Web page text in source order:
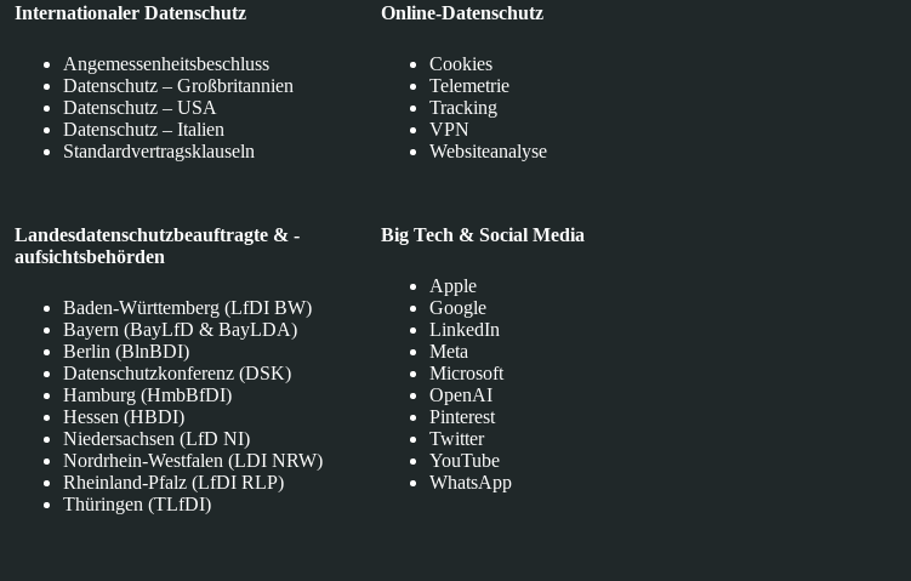
Internationaler Datenschutz
Angemessenheitsbeschluss
Datenschutz – Großbritannien
Datenschutz – USA
Datenschutz – Italien
Standardvertragsklauseln
Landesdatenschutzbeauftragte & -
aufsichtsbehörden
Baden-Württemberg (LfDI BW)
Bayern (BayLfD & BayLDA)
Berlin (BlnBDI)
Datenschutzkonferenz (DSK)
Hamburg (HmbBfDI)
Hessen (HBDI)
Niedersachsen (LfD NI)
Nordrhein-Westfalen (LDI NRW)
Rheinland-Pfalz (LfDI RLP)
Thüringen (TLfDI)
Online-Datenschutz
Cookies
Telemetrie
Tracking
VPN
Websiteanalyse
Big Tech & Social Media
Apple
Google
LinkedIn
Meta
Microsoft
OpenAI
Pinterest
Twitter
YouTube
WhatsApp